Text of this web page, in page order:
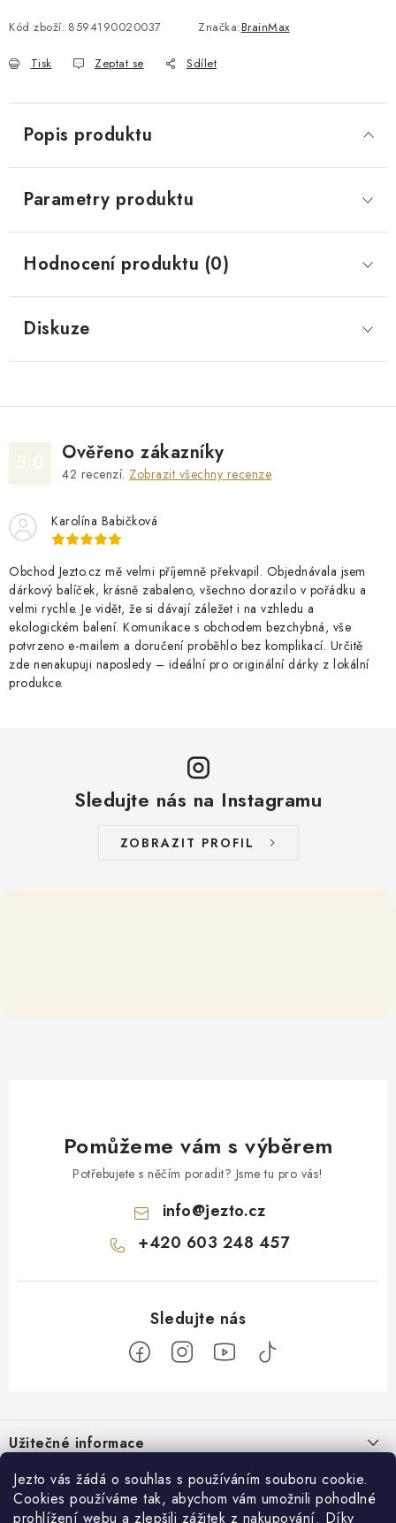
Jezto vás žádá o souhlas s používáním souboru cookie.
Cookies používáme tak, abychom vám umožnili pohodlné
prohlížení webu a zlepšili zážitek z nakupování. Díky
Kód zboží: 8594190020037 Značka:BrainMax
Tisk Zeptat se Sdílet
Popis produktu
Parametry produktu
Hodnocení produktu (0)
Diskuze
Ověřeno zákazníky
42 recenzí. Zobrazit všechny recenze
Karolína Babičková
Obchod Jezto.cz mě velmi příjemně překvapil. Objednávala jsem
dárkový balíček, krásně zabaleno, všechno dorazilo v pořádku a
velmi rychle. Je vidět, že si dávají záležet i na vzhledu a
ekologickém balení. Komunikace s obchodem bezchybná, vše
potvrzeno e‑mailem a doručení proběhlo bez komplikací. Určitě
zde nenakupuji naposledy – ideální pro originální dárky z lokální
produkce.
Sledujte nás na Instagramu
ZOBRAZIT PROFIL
Pomůžeme vám s výběrem
Potřebujete s něčím poradit? Jsme tu pro vás!
info@jezto.cz
+420 603 248 457
pUžitečné informace
O nás
Náš příběh
Zákaznický servis